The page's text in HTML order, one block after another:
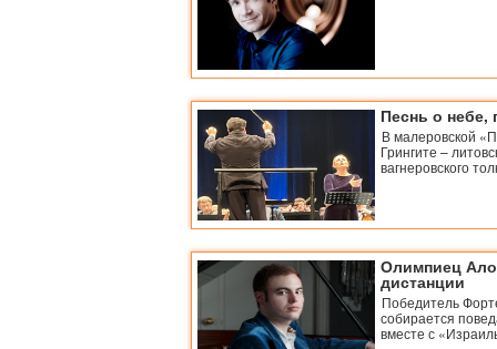
Песнь о небе,
В малеровской
Грингите –
вагнеровского
Олимпиец
дистанции
Победитель
собирается
вместе с